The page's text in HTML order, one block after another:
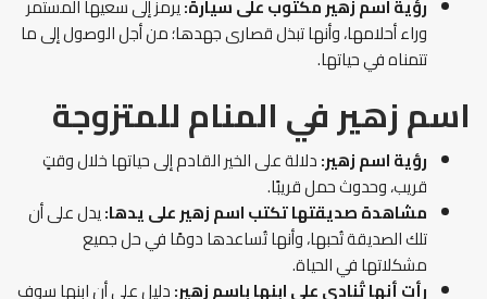
رؤية اسم زهير مكتوب على سيارة:يرمز إلى سعيها المستمر
وراء أحلامها، وأنها تبذل قصارى جهدها؛ من أجل الوصول إلى ما
تتمناه في حياتها.
اسم زهير في المنام للمتزوجة
رؤية اسم زهير:دلالة على الخير القادم إلى حياتها خلال وقتٍ
قريب، وحدوث حمل قريبًا.
مشاهدة صديقتها تكتب اسم زهير على يدها:يدل على أن
تلك الصديقة تُحبها، وأنها تُساعدها دومًا في حل جميع
مشكلاتها في الحياة.
رأت أنها تُنادي على ابنها باسم زهير:دليل على أن ابنها سوف